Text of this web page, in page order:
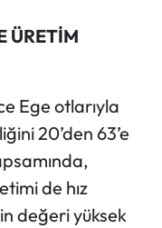
ÜRETİM
Ege otlarıyla
20’den 63’e
de hız
değeri yüksek